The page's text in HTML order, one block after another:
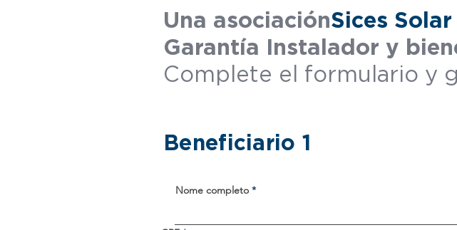
Una asociaciónSices Solar
Garantía Instalador y
Complete el formulario y
Beneficiario 1
Nome completo